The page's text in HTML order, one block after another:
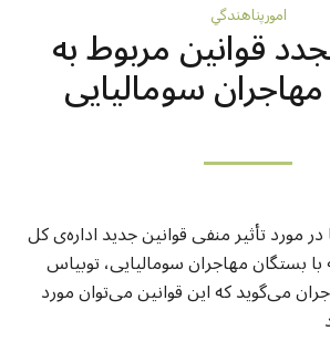
امورپناهندگي
قوانین مربوط به
سومالیایی
مورد تأثیر منفی قوانين جديد اداره‌ی کل
با بستگان مهاجران سومالیایی، توبیاس
مى‌گويد كه این قوانین مى‌توان مورد